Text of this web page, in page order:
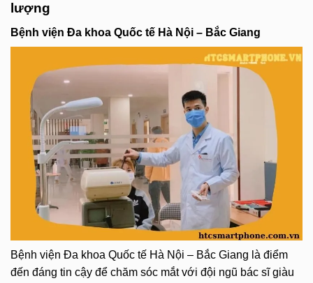
lượng
Bệnh viện Đa khoa Quốc tế Hà Nội – Bắc Giang
Bệnh viện Đa khoa Quốc tế Hà Nội – Bắc Giang là điểm
đến đáng tin cậy để chăm sóc mắt với đội ngũ bác sĩ giàu